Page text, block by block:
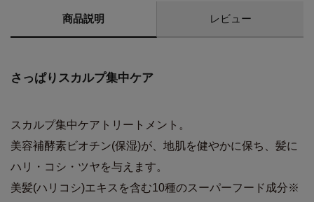
商品説明 レビュー
さっぱりスカルプ集中ケア
スカルプ集中ケアトリートメント。
美容補酵素ビオチン(保湿)が、地肌を健やかに保ち、髪に
ハリ・コシ・ツヤを与えます。
美髪(ハリコシ)エキスを含む10種のスーパーフード成分※